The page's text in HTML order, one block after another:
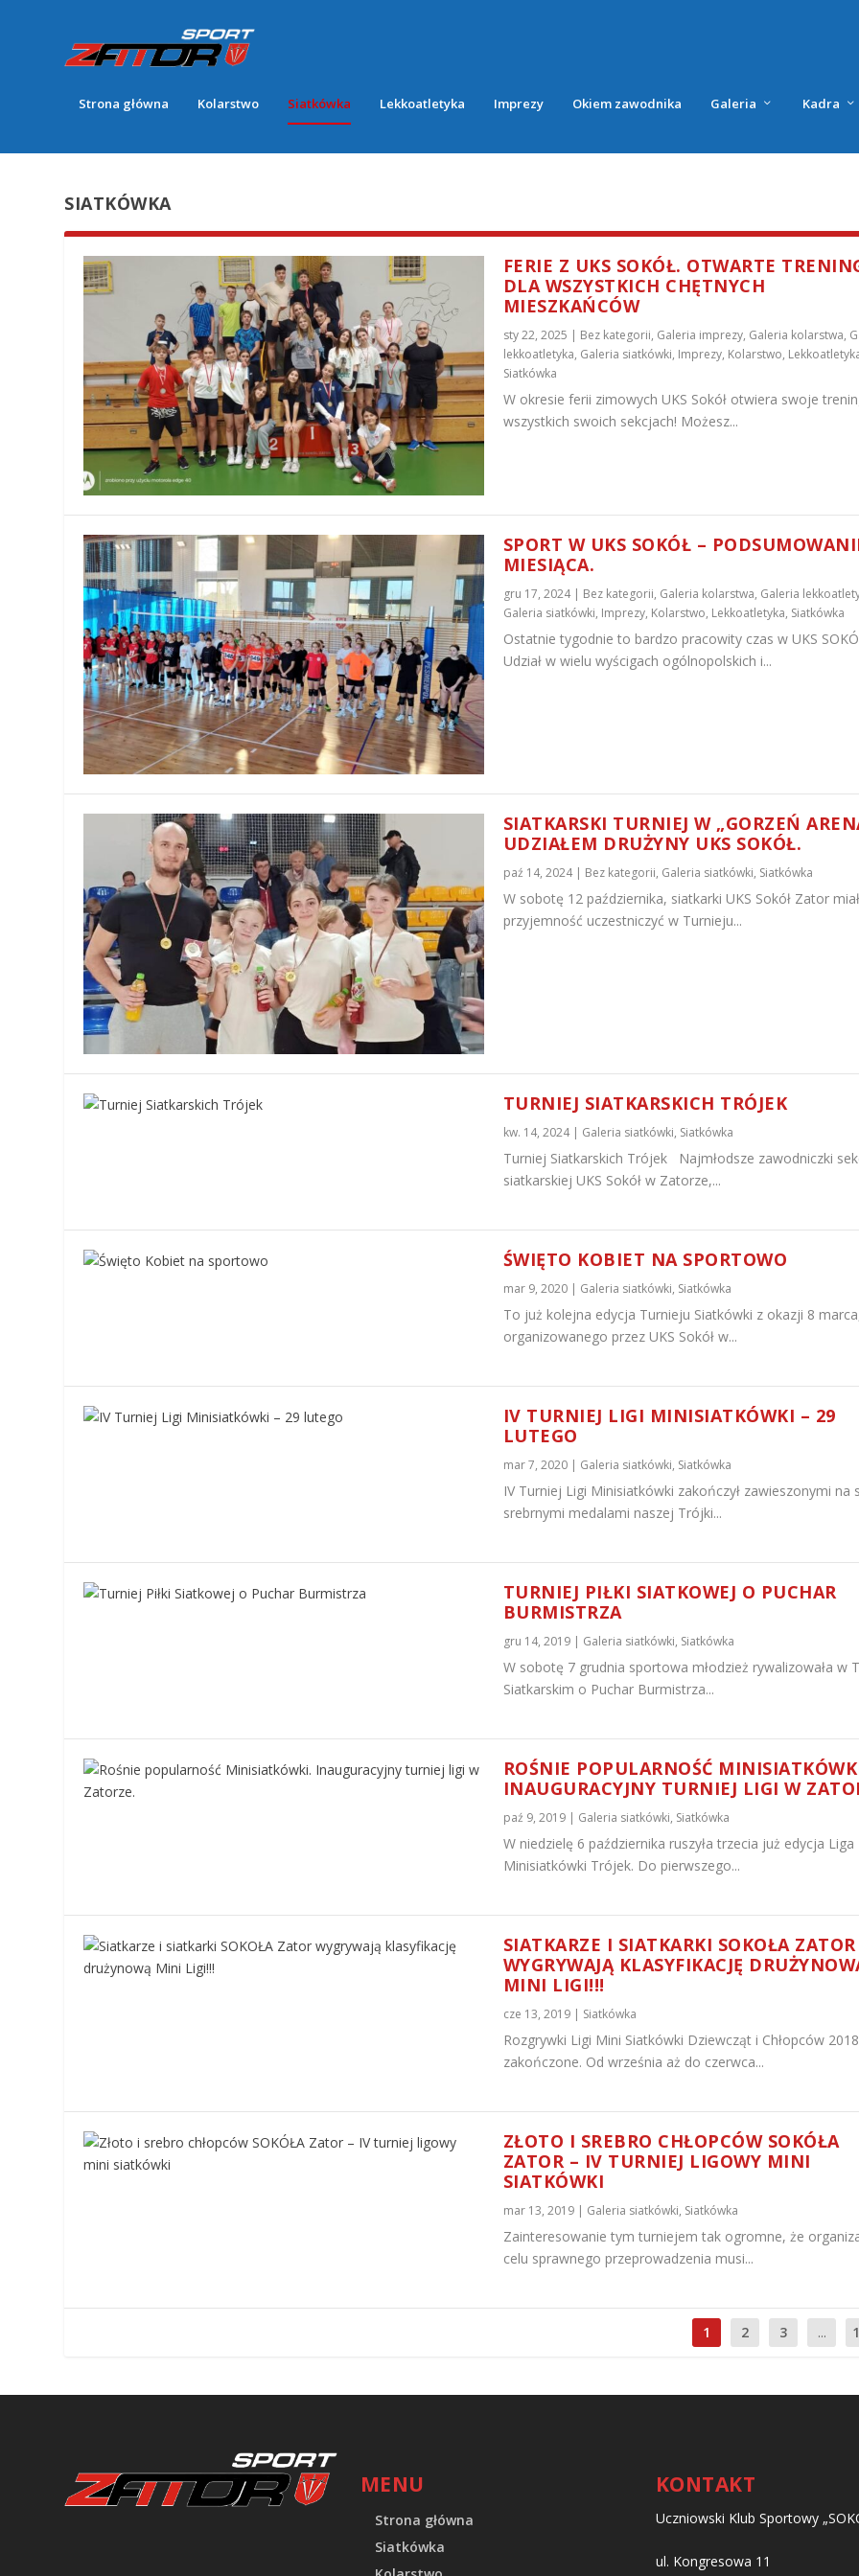
Strona główna Kolarstwo Siatkówka Lekkoatletyka Imprezy Okiem zawodnika Galeria Kadra
SIATKÓWKA
FERIE Z UKS SOKÓŁ. OTWARTE
DLA WSZYSTKICH CHĘTNYCH
MIESZKAŃCÓW
sty 22, 2025 | Bez kategorii, Galeria imprezy, Galeria kolarstwa,
lekkoatletyka, Galeria siatkówki, Imprezy, Kolarstwo,
Siatkówka
W okresie ferii zimowych UKS Sokół otwiera swoje
wszystkich swoich sekcjach! Możesz...
SPORT W UKS SOKÓŁ –
MIESIĄCA.
gru 17, 2024| Bez kategorii, Galeria kolarstwa, Galeria
Galeria siatkówki, Imprezy, Kolarstwo, Lekkoatletyka, Siatkówka
Ostatnie tygodnie to bardzo pracowity czas w UKS
Udział w wielu wyścigach ogólnopolskich i...
SIATKARSKI TURNIEJ W „GORZEŃ
UDZIAŁEM DRUŻYNY UKS SOKÓŁ.
paź 14, 2024| Bez kategorii, Galeria siatkówki, Siatkówka
W sobotę 12 października, siatkarki UKS Sokół Zator
przyjemność uczestniczyć w Turnieju...
TURNIEJ SIATKARSKICH TRÓJEK
kw. 14, 2024| Galeria siatkówki, Siatkówka
Turniej Siatkarskich Trójek Najmłodsze zawodniczki
siatkarskiej UKS Sokół w Zatorze,...
ŚWIĘTO KOBIET NA SPORTOWO
mar 9, 2020| Galeria siatkówki, Siatkówka
To już kolejna edycja Turnieju Siatkówki z okazji 8
organizowanego przez UKS Sokół w...
IV TURNIEJ LIGI MINISIATKÓWKI – 29
LUTEGO
mar 7, 2020| Galeria siatkówki, Siatkówka
IV Turniej Ligi Minisiatkówki zakończył zawieszonymi na
srebrnymi medalami naszej Trójki...
TURNIEJ PIŁKI SIATKOWEJ O PUCHAR
BURMISTRZA
gru 14, 2019| Galeria siatkówki, Siatkówka
W sobotę 7 grudnia sportowa młodzież rywalizowała w
Siatkarskim o Puchar Burmistrza...
ROŚNIE POPULARNOŚĆ
INAUGURACYJNY TURNIEJ LIGI W
paź 9, 2019| Galeria siatkówki, Siatkówka
W niedzielę 6 października ruszyła trzecia już edycja Liga
Minisiatkówki Trójek. Do pierwszego...
SIATKARZE I SIATKARKI SOKOŁA ZATOR
WYGRYWAJĄ KLASYFIKACJĘ
MINI LIGI!!!
cze 13, 2019| Siatkówka
Rozgrywki Ligi Mini Siatkówki Dziewcząt i Chłopców
zakończone. Od września aż do czerwca...
ZŁOTO I SREBRO CHŁOPCÓW SOKÓŁA
ZATOR – IV TURNIEJ LIGOWY MINI
SIATKÓWKI
mar 13, 2019| Galeria siatkówki, Siatkówka
Zainteresowanie tym turniejem tak ogromne, że
celu sprawnego przeprowadzenia musi...
1 2 3 ...
MENU
Strona główna
Siatkówka
KONTAKT
Uczniowski Klub Sportowy
ul. Kongresowa 11